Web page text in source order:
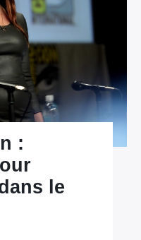
:
le